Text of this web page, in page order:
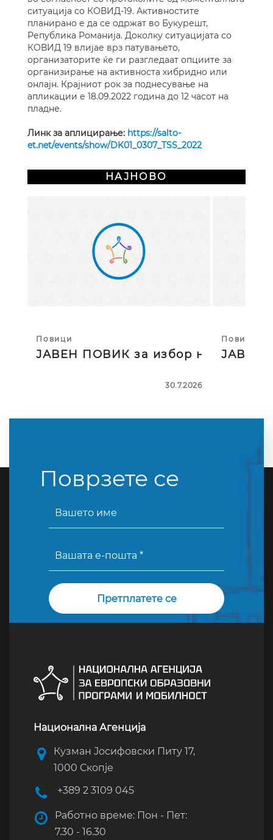
ситуација со КОВИД-19. Активностите
планирано е да се одржат во Букурешт,
Република Романија. Доколку ситуацијата со
КОВИД 19 влијае врз патувањето,
организаторите ќе ги разгледаат опциите за
организирање на активноста хибридно или
онлајн. Крајниот рок за поднесување на
апликации е 18.09.2022 година до 12 часот на
пладне.
Линк за аплицирање: https://salto-
et.net/events/show/DK01_0307_TSS_2022
НАЈНОВО
Повици
ЈАВЕН ПОВИК за избор на тројца
30.7.2026
Повици
ЈАВЕН
Поврзете се
Национална Агенција
Кузман Јосифовски Питу 17,
1000 Скопје
+389 2 3109 045
Работно време: Пон - Пет:
7.30 - 16.30